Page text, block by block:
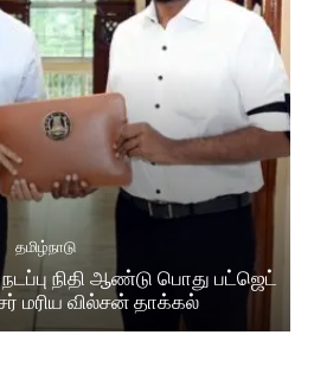
தமிழ்நாடு
நிதி ஆண்​டு பொது பட்ஜெட்
மரிய வில்சன் தாக்​கல்